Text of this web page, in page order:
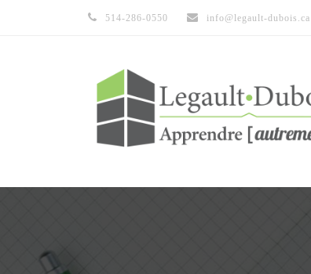
514-286-0550 info@legault-dubois.ca